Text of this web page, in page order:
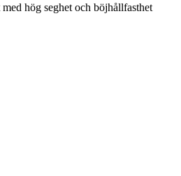
hög seghet och böjhållfasthet